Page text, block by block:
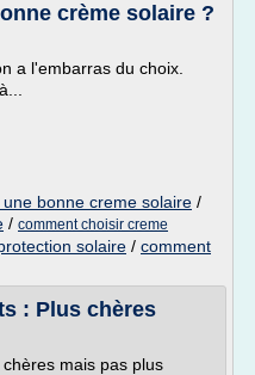
crème solaire ?
a l'embarras du choix.
bonne creme solaire /
/ comment choisir creme
solaire / comment
: Plus chères
mais pas plus